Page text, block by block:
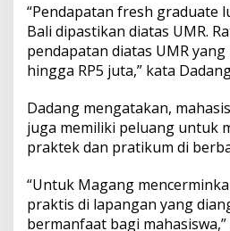
“Pendapatan fresh graduate
Bali dipastikan diatas UMR.
pendapatan diatas UMR
hingga RP5 juta,” kata
Dadang mengatakan,
juga memiliki peluang untuk
praktek dan pratikum di
“Untuk Magang
praktis di lapangan yang
bermanfaat bagi